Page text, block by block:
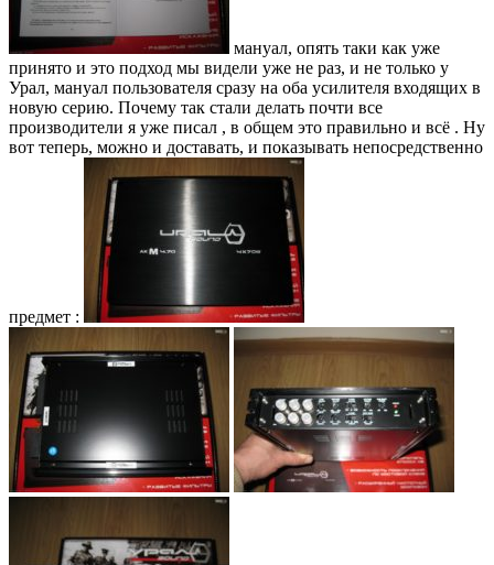
мануал, опять таки как уже
принято и это подход мы видели уже не раз, и не только у
Урал, мануал пользователя сразу на оба усилителя входящих в
новую серию. Почему так стали делать почти все
производители я уже писал , в общем это правильно и всё . Ну
вот теперь, можно и доставать, и показывать непосредственно
предмет :